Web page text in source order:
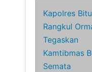
Kapolres
Rangkul
Tegaskan
Kamtibmas
Semata